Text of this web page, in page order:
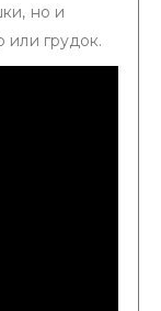
но и
или грудок.